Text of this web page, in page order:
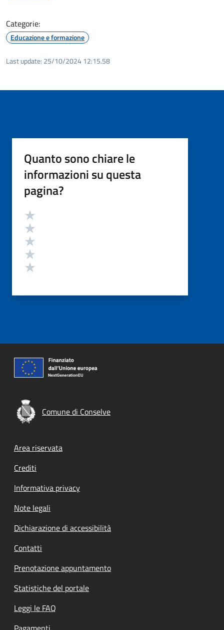
Categorie:
Educazione e formazione
Last update: 25/10/2024 12:15.58
Quanto sono chiare le
informazioni su questa
pagina?
Valutazione
Comune di Conselve
Footer menu
Area riservata
Crediti
Informativa privacy
Note legali
Dichiarazione di accessibilità
Contatti
Prenotazione appuntamento
Statistiche del portale
Leggi le FAQ